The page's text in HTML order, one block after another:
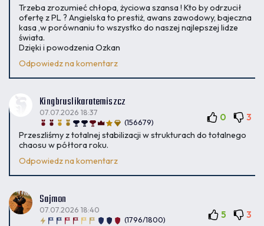
Trzeba zrozumieć chłopa, życiowa szansa ! Kto by odrzucił
ofertę z PL ? Angielska to prestiż, awans zawodowy, bajeczna
kasa ,w porównaniu to wszystko do naszej najlepszej lidze
świata.
Dzięki i powodzenia Ozkan
Odpowiedz na komentarz
Kingbruslikaratemiszcz
(156679)
07.07.2026 18:37 0 3
Przeszliśmy z totalnej stabilizacji w strukturach do totalnego
chaosu w półtora roku.
Odpowiedz na komentarz
Sajmon
(1796/1800)
07.07.2026 18:40 5 3